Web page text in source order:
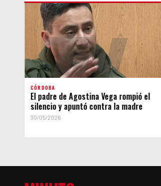
CÓRDOBA
El padre de Agostina Vega rompió el
silencio y apuntó contra la madre
30/05/2026